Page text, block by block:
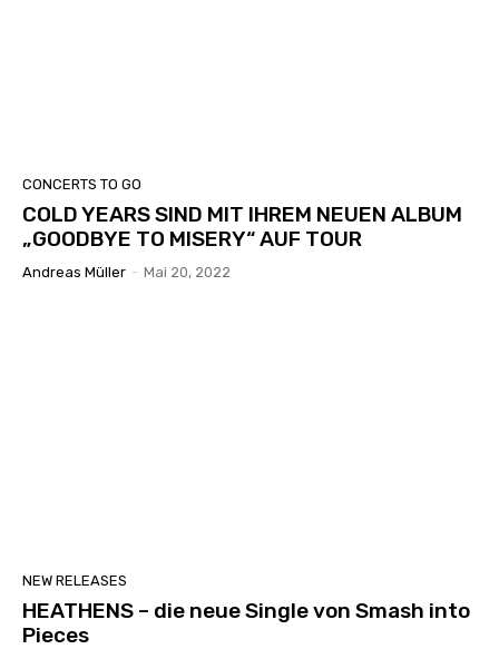
CONCERTS TO GO
COLD YEARS SIND MIT IHREM NEUEN ALBUM
„GOODBYE TO MISERY“ AUF TOUR
Andreas Müller - Mai 20, 2022
NEW RELEASES
HEATHENS – die neue Single von Smash into
Pieces